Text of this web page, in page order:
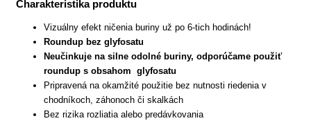
Charakteristika produktu
Vizuálny efekt ničenia buriny už po 6-tich hodinách!
Roundup bez glyfosatu
Neučinkuje na silne odolné buriny, odporúčame použiť
roundup s obsahom glyfosatu
Pripravená na okamžité použitie bez nutnosti riedenia v
chodníkoch, záhonoch či skalkách
Bez rizika rozliatia alebo predávkovania